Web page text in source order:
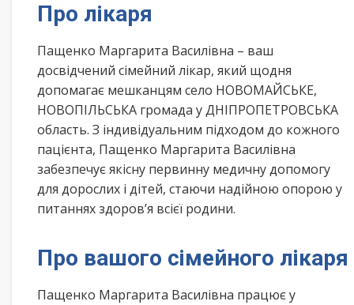
Про лікаря
Пащенко Маргарита Василівна – ваш
досвідчений сімейний лікар, який щодня
допомагає мешканцям село НОВОМАЙСЬКЕ,
НОВОПІЛЬСЬКА громада у ДНІПРОПЕТРОВСЬКА
область. З індивідуальним підходом до кожного
пацієнта, Пащенко Маргарита Василівна
забезпечує якісну первинну медичну допомогу
для дорослих і дітей, стаючи надійною опорою у
питаннях здоров’я всієї родини.
Про вашого сімейного лікаря
Пащенко Маргарита Василівна працює у